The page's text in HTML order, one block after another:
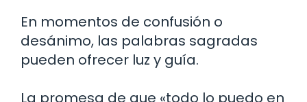
En momentos de confusión o
desánimo, las palabras sagradas
pueden ofrecer luz y guía.
La promesa de que «todo lo puedo en